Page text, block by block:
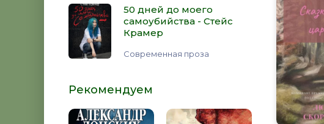
50 дней до моего
самоубийства - Стейс
Крамер
Современная проза
Рекомендуем